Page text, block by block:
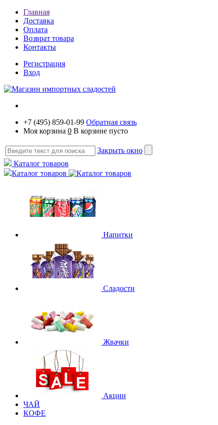
Главная
Доставка
Оплата
Возврат товара
Контакты
Регистрация
Вход
+7 (495) 859-01-99 Обратная связь
Моя корзина 0 В корзине пусто
Закрыть окно
Каталог товаров
Каталог товаров
Напитки
Сладости
Жвачки
Акции
ЧАЙ
КОФЕ